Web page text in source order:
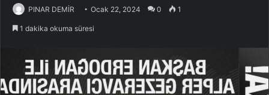
PINAR DEMİR Ocak 22, 2024 0 1
1 dakika okuma süresi